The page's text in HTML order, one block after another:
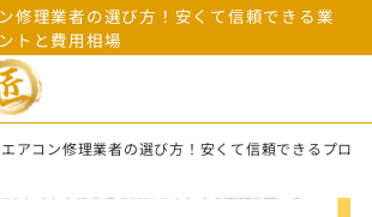
修理業者の選び方！安くて信頼できる業
トと費用相場
アコン修理業者の選び方！安くて信頼できるプロ